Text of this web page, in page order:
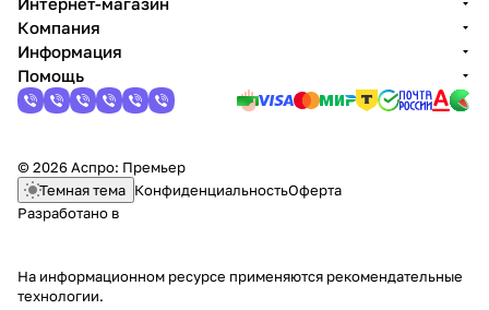
Компания
Информация
Помощь
© 2026 Аспро: Премьер
Темная тема КонфиденциальностьОферта
Разработано в
На информационном ресурсе применяются рекомендательные
технологии.